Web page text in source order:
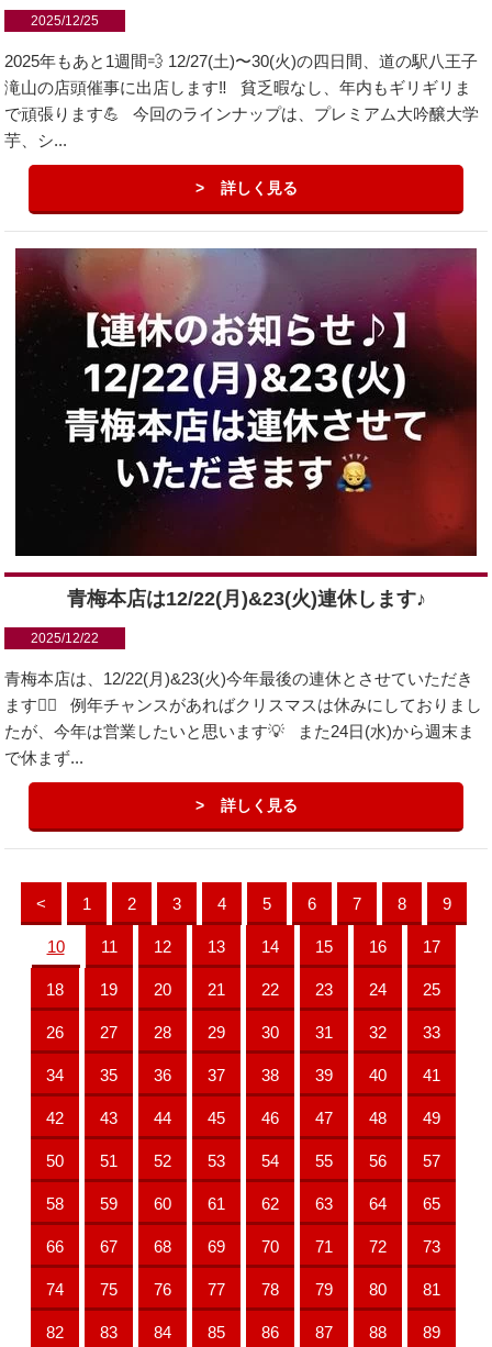
2025/12/25
2025年もあと1週間💨 12/27(土)〜30(火)の四日間、道の駅八王子
滝山の店頭催事に出店します‼️ 貧乏暇なし、年内もギリギリま
で頑張ります💪 今回のラインナップは、プレミアム大吟醸大学
芋、シ...
詳しく見る
青梅本店は12/22(月)&23(火)連休します♪
2025/12/22
青梅本店は、12/22(月)&23(火)今年最後の連休とさせていただき
ます🙇‍♂️ 例年チャンスがあればクリスマスは休みにしておりまし
たが、今年は営業したいと思います💡 また24日(水)から週末ま
で休まず...
詳しく見る
< 1 2 3 4 5 6 7 8 9
10 11 12 13 14 15 16 17
18 19 20 21 22 23 24 25
26 27 28 29 30 31 32 33
34 35 36 37 38 39 40 41
42 43 44 45 46 47 48 49
50 51 52 53 54 55 56 57
58 59 60 61 62 63 64 65
66 67 68 69 70 71 72 73
74 75 76 77 78 79 80 81
82 83 84 85 86 87 88 89